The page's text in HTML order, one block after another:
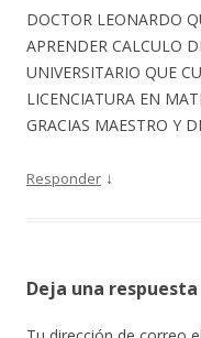
DOCTOR LEONARDO
APRENDER CALCULO
UNIVERSITARIO QUE
LICENCIATURA EN
GRACIAS MAESTRO Y
Responder ↓
Deja una respuesta